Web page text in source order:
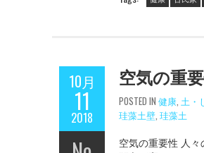
10月
11
2018
空気の重
POSTED IN 健康 土・
珪藻土壁 珪藻土
空気の重要性 人々